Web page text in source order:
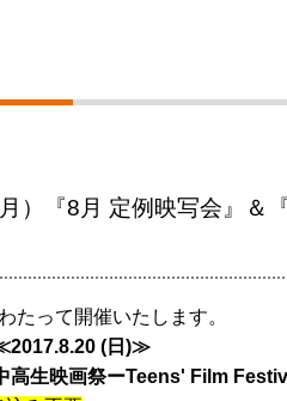
）『8月 定例映写会』＆
たって開催いたします。
(日)≫
生映画祭ーTeens' Film